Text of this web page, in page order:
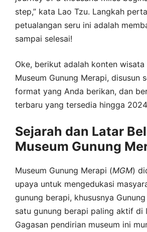
step,” kata Lao Tzu. Langkah
petualangan seru ini adalah
sampai selesai!
Oke, berikut adalah konten
Museum Gunung Merapi, disusun
format yang Anda berikan, dan
terbaru yang tersedia hingga
Sejarah dan Latar
Museum Gunung
Museum Gunung Merapi (MGM)
upaya untuk mengedukasi
gunung berapi, khususnya
satu gunung berapi paling aktif di
Gagasan pendirian museum ini